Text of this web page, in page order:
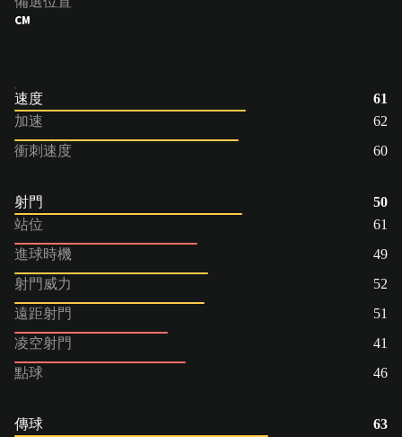
CM
速度
61
加速
62
衝刺速度
60
射門
50
站位
61
進球時機
49
射門威力
52
遠距射門
51
凌空射門
41
點球
46
傳球
63